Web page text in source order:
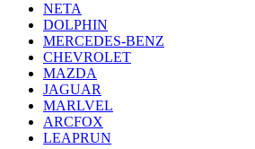
NETA
DOLPHIN
MERCEDES-BENZ
CHEVROLET
MAZDA
JAGUAR
MARLVEL
ARCFOX
LEAPRUN